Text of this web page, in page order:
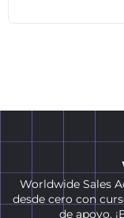
Worldwide Sales
desde cero con
de apoyo.